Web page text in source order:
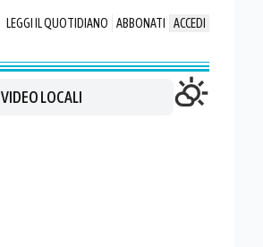
LEGGI IL QUOTIDIANO ABBONATI ACCEDI
VIDEO LOCALI